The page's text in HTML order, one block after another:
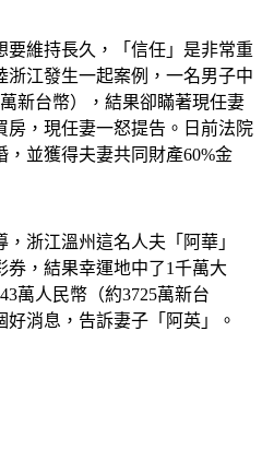
要維持長久，「信任」是非常重
江發生一起案例，一名男子中
新台幣），結果卻瞞著現任妻
房，現任妻一怒提告。日前法院
並獲得夫妻共同財產60%金
，浙江溫州這名人夫「阿華」
券，結果幸運地中了1千萬大
萬人民幣（約3725萬新台
消息，告訴妻子「阿英」。